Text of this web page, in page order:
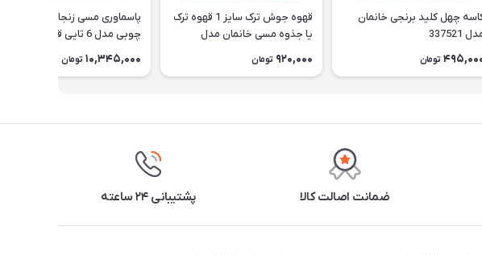
چهل کلید برنجی خانمان
337521
تومان
قهوه جوش ترک سایز 1 قهوه ترک
یا جذوه مسی خانمان مدل
920,000 تومان
پاسماوری مسی زنجان با استند
چوبی مدل 6 تایی قاشق دار و
نانو شده خانمان مدل 337519
10,345,000 تومان
ضمانت اصالت کالا پشتیبانی ۲۴ ساعته